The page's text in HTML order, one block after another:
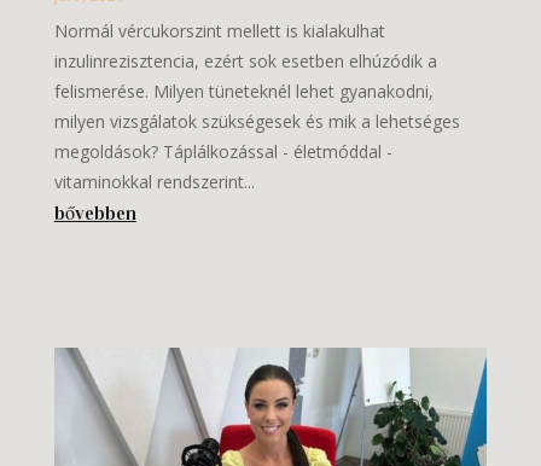
Normál vércukorszint mellett is kialakulhat
inzulinrezisztencia, ezért sok esetben elhúzódik a
felismerése. Milyen tüneteknél lehet gyanakodni,
milyen vizsgálatok szükségesek és mik a lehetséges
megoldások? Táplálkozással - életmóddal -
vitaminokkal rendszerint...
bővebben